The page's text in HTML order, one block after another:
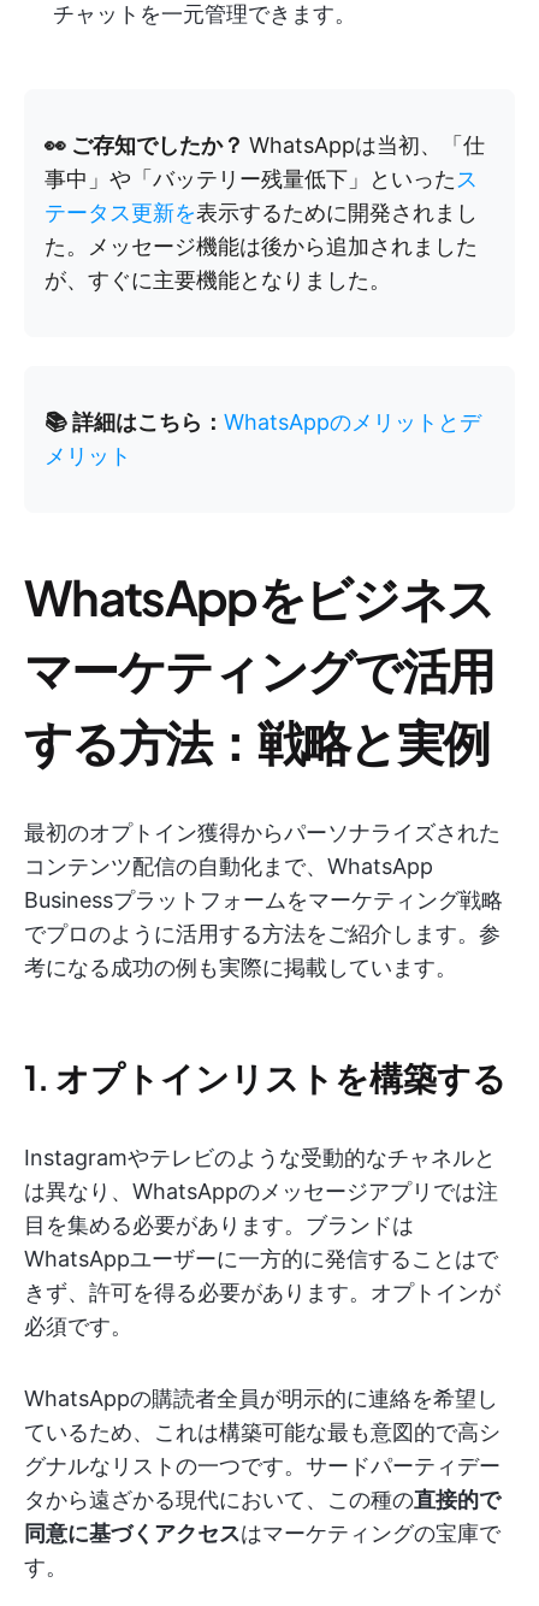
チャットを一元管理できます。
👀 ご存知でしたか？ WhatsAppは当初、「仕
事中」や「バッテリー残量低下」といった ス
テータス更新を表示するために開発されまし
た。メッセージ機能は後から追加されました
が、すぐに主要機能となりました。
📚 詳細はこちら： WhatsAppのメリットとデ
メリット
WhatsAppをビジネス
マーケティングで活用
する方法：戦略と実例
最初のオプトイン獲得からパーソナライズされた
コンテンツ配信の自動化まで、WhatsApp
Businessプラットフォームをマーケティング戦略
でプロのように活用する方法をご紹介します。参
考になる成功の例も実際に掲載しています。
1. オプトインリストを構築する
Instagramやテレビのような受動的なチャネルと
は異なり、WhatsAppのメッセージアプリでは注
目を集める必要があります。ブランドは
WhatsAppユーザーに一方的に発信することはで
きず、許可を得る必要があります。オプトインが
必須です。
WhatsAppの購読者全員が明示的に連絡を希望し
ているため、これは構築可能な最も意図的で高シ
グナルなリストの一つです。サードパーティデー
タから遠ざかる現代において、この種の直接的で
同意に基づくアクセスはマーケティングの宝庫で
す。